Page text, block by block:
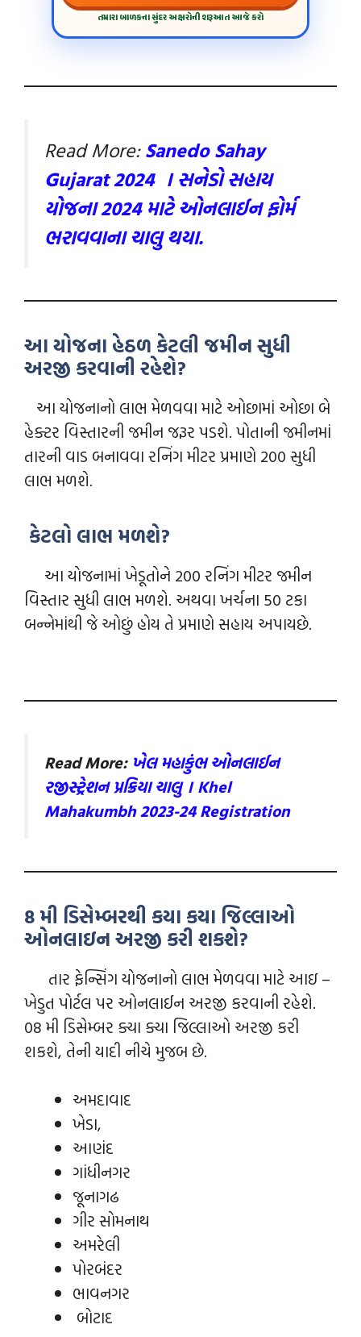
તમારા બાળકના સુંદર અક્ષરોની શરૂઆત આજે કરો
Read More:Sanedo Sahay
Gujarat 2024 । સનેડો સહાય
યોજના 2024 માટે ઓનલાઈન ફોર્મ
ભરાવવાના ચાલુ થયા.
આ યોજના હેઠળ કેટલી જમીન સુધી
અરજી કરવાની રહેશે?
આ યોજનાનો લાભ મેળવવા માટે ઓછામાં ઓછા બે
હેક્ટર વિસ્તારની જમીન જરૂર પડશે. પોતાની જમીનમાં
તારની વાડ બનાવવા રનિંગ મીટર પ્રમાણે 200 સુધી
લાભ મળશે.
કેટલો લાભ મળશે?
આ યોજનામાં ખેડૂતોને 200 રનિંગ મીટર જમીન
વિસ્તાર સુધી લાભ મળશે. અથવા ખર્ચના 50 ટકા
બન્નેમાંથી જે ઓછું હોય તે પ્રમાણે સહાય અપાયછે.
Read More: ખેલ મહાકુંભ ઓનલાઈન
રજીસ્ટ્રેશન પ્રક્રિયા ચાલુ । Khel
Mahakumbh 2023-24 Registration
8 મી ડિસેમ્બરથી કયા કયા જિલ્લાઓ
ઓનલાઇન અરજી કરી શકશે?
તાર ફેન્સિંગ યોજનાનો લાભ મેળવવા માટે આઇ –
ખેડુત પોર્ટલ પર ઓનલાઈન અરજી કરવાની રહેશે.
08 મી ડિસેમ્બર ક્યા ક્યા જિલ્લાઓ અરજી કરી
શકશે, તેની યાદી નીચે મુજબ છે.
અમદાવાદ
ખેડા,
આણંદ
ગાંધીનગર
જૂનાગઢ
ગીર સોમનાથ
અમરેલી
પોરબંદર
ભાવનગર
બોટાદ